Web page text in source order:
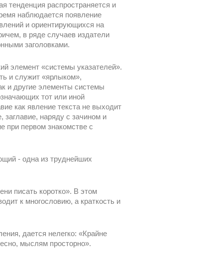
тенденция распространяется и
наблюдается появление
и ориентирующихся на
в ряде случаев издатели
заголовками.
элемент «системы указателей».
и служит «ярлыком»,
и другие элементы системы
тот или иной
как явление текста не выходит
наряду с зачином и
при первом знакомстве с
- одна из труднейших
писать коротко». В этом
к многословию, а краткость и
дается нелегко: «Крайне
мыслям просторно».